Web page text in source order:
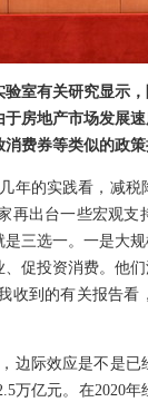
室有关研究显示
房地产市场发展
费券等类似的政策
年的实践看，减
再出台一些宏观
三选一。一是大
促投资消费。他
到的有关报告
边际效应是不是
万亿元。在2020